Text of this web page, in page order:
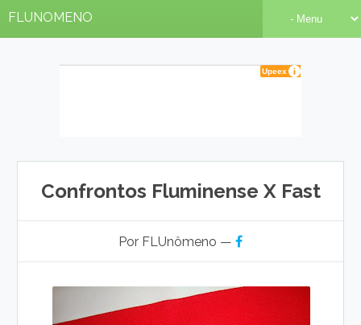
FLUNOMENO
Confrontos Fluminense X Fast
Por FLUnômeno —